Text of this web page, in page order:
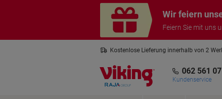
Wir feiern
Feiern Sie mit uns
Kostenlose Lieferung innerhalb von 2
062 561
Kundenservice